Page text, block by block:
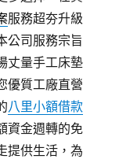
服務超夯升級
公司服務宗旨
丈量手工床墊
優質工廠直營
八里小額借款
資金週轉的免
提供生活，為